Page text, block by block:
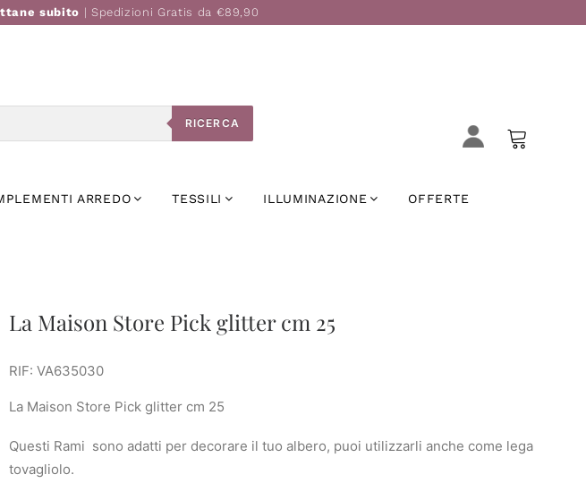
subito | Spedizioni Gratis da €89,90
RICERCA
ARREDO TESSILI ILLUMINAZIONE OFFERTE
La Maison Store Pick glitter cm 25
RIF: VA635030
La Maison Store Pick glitter cm 25
Questi Rami sono adatti per decorare il tuo albero, puoi utilizzarli anche come lega
tovagliolo.